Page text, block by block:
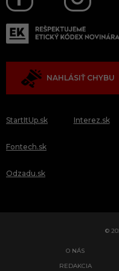
NAHLÁSIŤ CHYBU
StartItUp.sk
Fontech.sk
Odzadu.sk
Interez.sk
©
O NÁS
REDAKCIA